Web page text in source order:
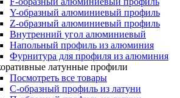
Y-образный алюминиевый профиль
Z-образный алюминиевый профиль
Внутренний угол алюминиевый
Напольный профиль из алюминия
Фурнитура для профиля из алюминия
латунные профили
Посмотреть все товары
C-образный профиль из латуни